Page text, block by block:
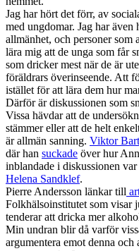
Jag har hört det förr, av
med ungdomar. Jag har
allmänhet, och personer som
lära mig att de unga som får
som dricker mest när de är
föräldrars överinseende. Att
istället för att lära dem hur
Därför är diskussionen som
Vissa hävdar att de
stämmer eller att de helt
är allmän sanning. Viktor
där han suckade över hur
inblandade i diskussionen var
Helena Sandklef.
Pierre Andersson länkar till
Folkhälsoinstitutet som visar
tenderar att dricka mer
Min undran blir då varför
argumentera emot denna